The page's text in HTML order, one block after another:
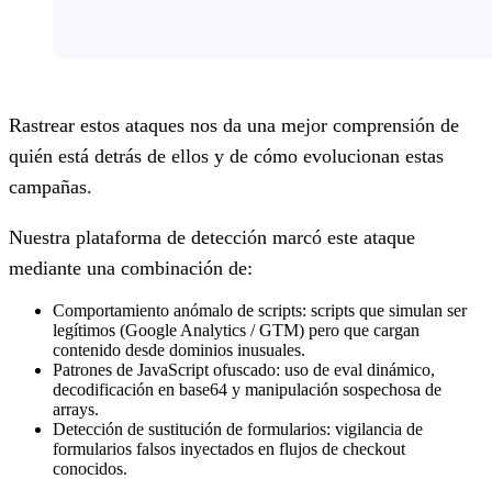
Rastrear estos ataques nos da una mejor comprensión de
quién está detrás de ellos y de cómo evolucionan estas
campañas.
Nuestra plataforma de detección marcó este ataque
mediante una combinación de:
Comportamiento anómalo de scripts: scripts que simulan ser
legítimos (Google Analytics / GTM) pero que cargan
contenido desde dominios inusuales.
Patrones de JavaScript ofuscado: uso de eval dinámico,
decodificación en base64 y manipulación sospechosa de
arrays.
Detección de sustitución de formularios: vigilancia de
formularios falsos inyectados en flujos de checkout
conocidos.